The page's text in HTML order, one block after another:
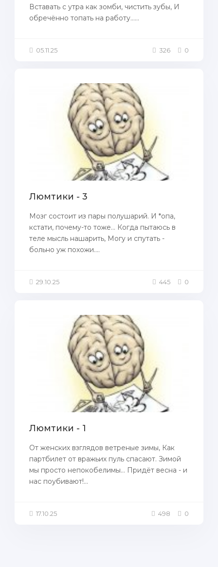
Вставать с утра как зомби, чистить зубы, И
обречённо топать на работу......
05.11.25 326 0
Люмтики - 3
Мозг состоит из пары полушарий. И *опа,
кстати, почему-то тоже... Когда пытаюсь в
теле мысль нашарить, Могу и спутать -
больно уж похожи....
29.10.25 445 0
Люмтики - 1
От женских взглядов ветреные зимы, Как
партбилет от вражьих пуль спасают. Зимой
мы просто непокобелимы… Придёт весна - и
нас поубивают!...
17.10.25 498 0